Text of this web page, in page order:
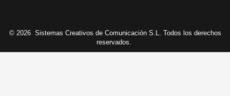
© 2026 Sistemas Creativos de Comunicación S.L. Todos los derechos
reservados.